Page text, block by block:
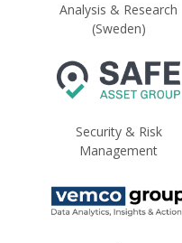
Analysis & Research
(Sweden)
Security & Risk
Management